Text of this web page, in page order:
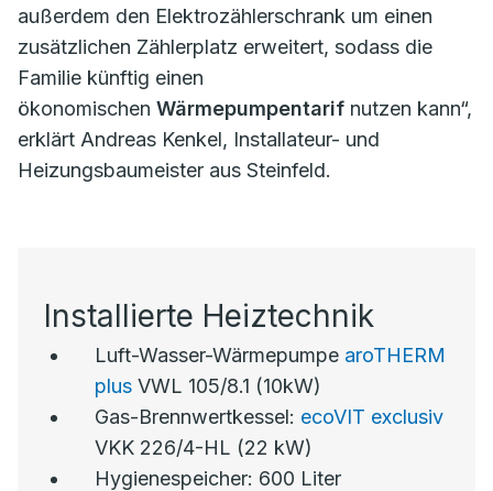
außerdem den Elektrozählerschrank um einen
zusätzlichen Zählerplatz erweitert, sodass die
Familie künftig einen
ökonomischen Wärmepumpentarif nutzen kann“,
erklärt Andreas Kenkel, Installateur- und
Heizungsbaumeister aus Steinfeld.
Installierte Heiztechnik
Luft-Wasser-Wärmepumpe aroTHERM
plus VWL 105/8.1 (10kW)
Gas-Brennwertkessel: ecoVIT exclusiv
VKK 226/4-HL (22 kW)
Hygienespeicher: 600 Liter